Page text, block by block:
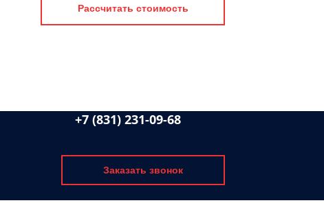
Рассчитать стоимость
+7 (831) 231-09-68
Заказать звонок